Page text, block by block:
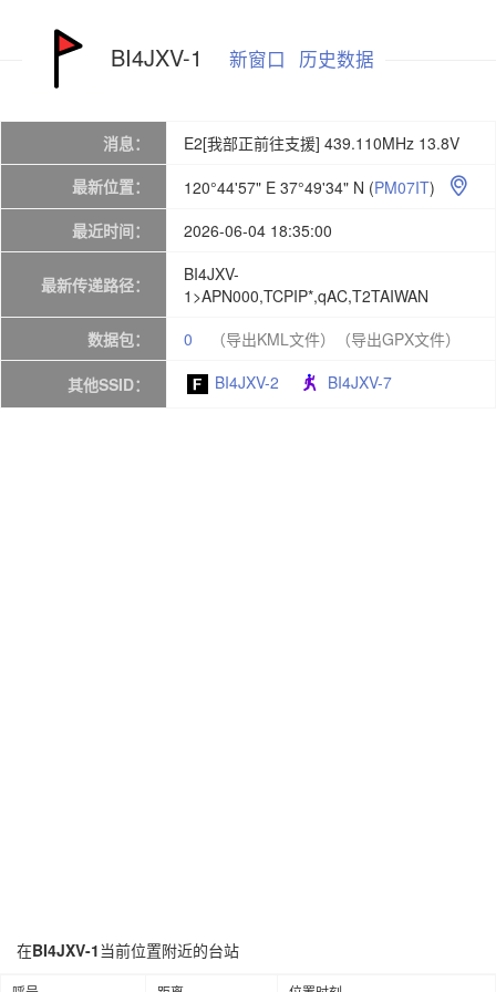
BI4JXV-1 新窗口 历史数据
消息：
E2[我部正前往支援] 439.110MHz 13.8V
最新位置：
120°44'57" E 37°49'34" N (PM07IT) 
最近时间： 2026-06-04 18:35:00
最新传递路径：
BI4JXV-
1>APN000,TCPIP*,qAC,T2TAIWAN
数据包：
0 （导出KML文件） （导出GPX文件）
其他SSID： BI4JXV-2 BI4JXV-7
在BI4JXV-1 当前位置附近的台站